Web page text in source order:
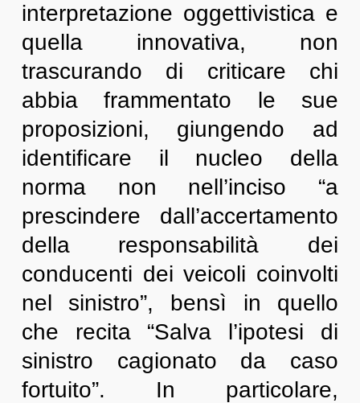
interpretazione oggettivistica e
quella innovativa, non
trascurando di criticare chi
abbia frammentato le sue
proposizioni, giungendo ad
identificare il nucleo della
norma non nell’inciso “a
prescindere dall’accertamento
della responsabilità dei
conducenti dei veicoli coinvolti
nel sinistro”, bensì in quello
che recita “Salva l’ipotesi di
sinistro cagionato da caso
fortuito”. In particolare,